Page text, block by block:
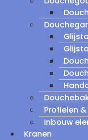
Profielen
Inbouw
Kranen